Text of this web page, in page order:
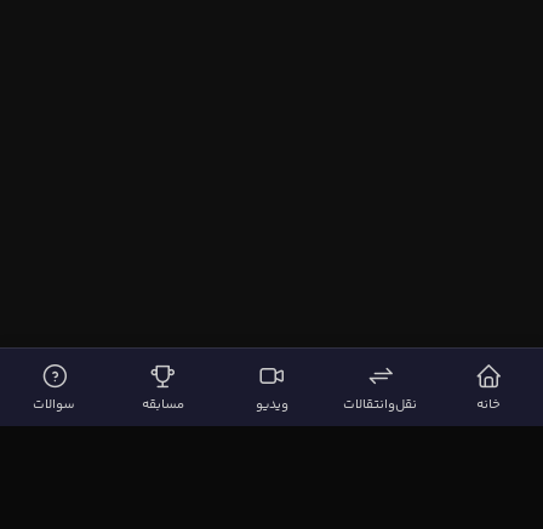
خانه نقل‌وانتقالات ویدیو مسابقه سوالات